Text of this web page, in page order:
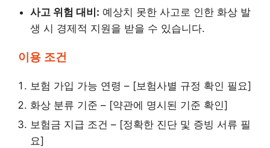
사고 위험 대비: 예상치 못한 사고로 인한 화상 발
생 시 경제적 지원을 받을 수 있습니다.
이용 조건
보험 가입 가능 연령 – [보험사별 규정 확인 필요]
화상 분류 기준 – [약관에 명시된 기준 확인]
보험금 지급 조건 – [정확한 진단 및 증빙 서류 필
요]